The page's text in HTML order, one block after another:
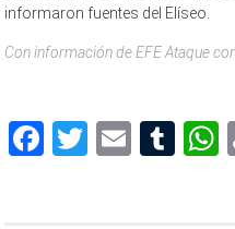
informaron fuentes del Elíseo.
Con información de EFE Ataque
Facebook
Twitter
Email